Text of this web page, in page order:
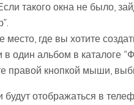
такого окна не было,
место, где вы хотите
в один альбом в каталоге
правой кнопкой мыши,
будут отображаться в